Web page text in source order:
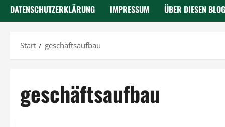
DATENSCHUTZERKLÄRUNG IMPRESSUM ÜBER DIESEN BLOG
Start geschäftsaufbau
geschäftsaufbau